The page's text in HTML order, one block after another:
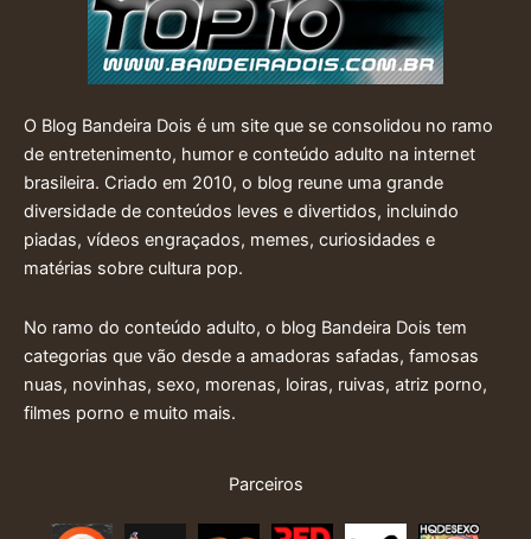
O Blog Bandeira Dois é um site que se consolidou no ramo
de entretenimento, humor e conteúdo adulto na internet
brasileira. Criado em 2010, o blog reune uma grande
diversidade de conteúdos leves e divertidos, incluindo
piadas, vídeos engraçados, memes, curiosidades e
matérias sobre cultura pop.
No ramo do conteúdo adulto, o blog Bandeira Dois tem
categorias que vão desde a amadoras safadas, famosas
nuas, novinhas, sexo, morenas, loiras, ruivas, atriz porno,
filmes porno e muito mais.
Parceiros